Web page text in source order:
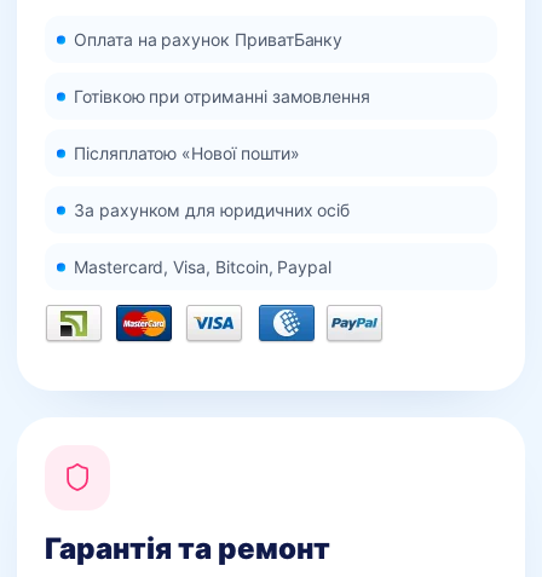
Оплата на рахунок ПриватБанку
Готівкою при отриманні замовлення
Післяплатою «Нової пошти»
За рахунком для юридичних осіб
Mastercard, Visa, Bitcoin, Paypal
Гарантія та ремонт